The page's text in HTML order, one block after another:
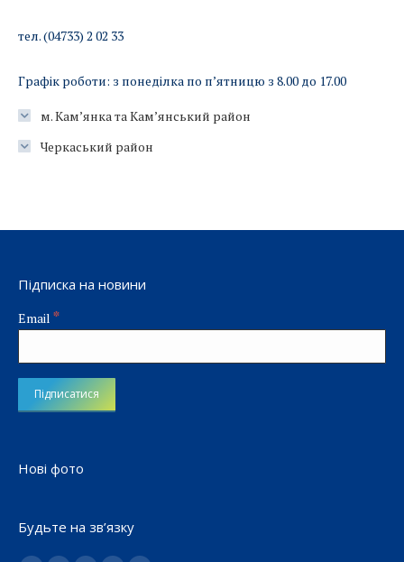
тел. (04733) 2 02 33
Графік роботи: з понеділка по п’ятницю з 8.00 до 17.00
м. Кам’янка та Кам’янський район
Черкаський район
Підписка на новини
Email *
Нові фото
Будьте на зв’язку